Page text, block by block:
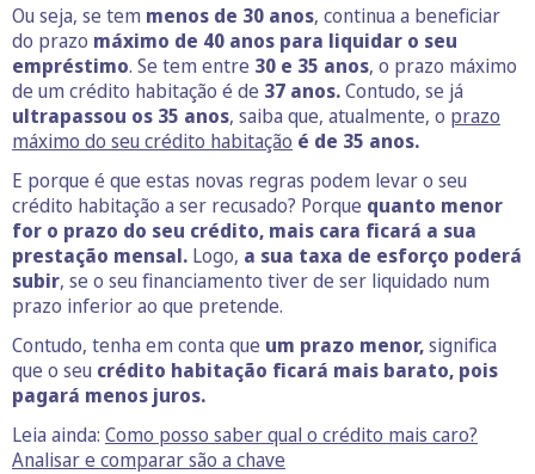
Ou seja, se tem menos de 30 anos, continua a beneficiar
do prazo máximo de 40 anos para liquidar o seu
empréstimo. Se tem entre 30 e 35 anos, o prazo máximo
de um crédito habitação é de 37 anos.Contudo, se já
ultrapassou os 35 anos, saiba que, atualmente, o prazo
máximo do seu crédito habitação é de 35 anos.
E porque é que estas novas regras podem levar o seu
crédito habitação a ser recusado? Porque quanto menor
for o prazo do seu crédito, mais cara ficará a sua
prestação mensal. Logo, a sua taxa de esforço poderá
subir, se o seu financiamento tiver de ser liquidado num
prazo inferior ao que pretende.
Contudo, tenha em conta que um prazo menor,significa
que o seu crédito habitação ficará mais barato, pois
pagará menos juros.
Leia ainda: Como posso saber qual o crédito mais caro?
Analisar e comparar são a chave